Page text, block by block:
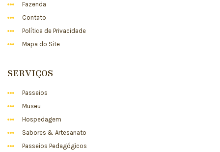
Fazenda
Contato
Política de Privacidade
Mapa do Site
SERVIÇOS
Passeios
Museu
Hospedagem
Sabores & Artesanato
Passeios Pedagógicos